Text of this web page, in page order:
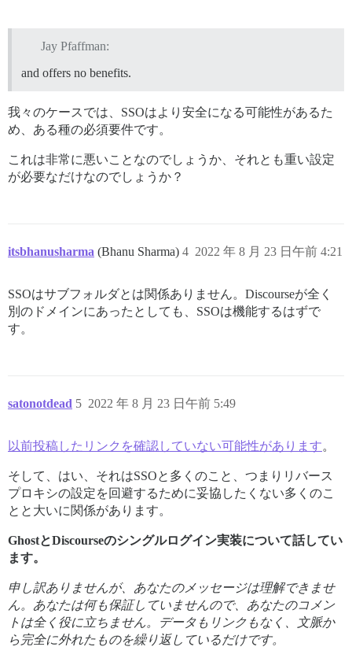
Jay Pfaffman:
and offers no benefits.
我々のケースでは、SSOはより安全になる可能性があるた
め、ある種の必須要件です。
これは非常に悪いことなのでしょうか、それとも重い設定
が必要なだけなのでしょうか？
itsbhanusharma (Bhanu Sharma) 2022 年 8 月 23 日午前 4:21
4
SSOはサブフォルダとは関係ありません。Discourseが全く
別のドメインにあったとしても、SSOは機能するはずで
す。
satonotdead 2022 年 8 月 23 日午前 5:49
5
以前投稿したリンクを確認していない可能性があります。
そして、はい、それはSSOと多くのこと、つまりリバース
プロキシの設定を回避するために妥協したくない多くのこ
とと大いに関係があります。
GhostとDiscourseのシングルログイン実装について話してい
ます。
申し訳ありませんが、あなたのメッセージは理解できませ
ん。あなたは何も保証していませんので、あなたのコメン
トは全く役に立ちません。データもリンクもなく、文脈か
ら完全に外れたものを繰り返しているだけです。